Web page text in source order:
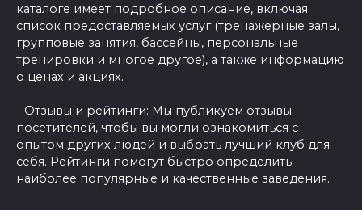
каталоге имеет подробное описание, включая
список предоставляемых услуг (тренажерные залы,
групповые занятия, бассейны, персональные
тренировки и многое другое), а также информацию
о ценах и акциях.
- Отзывы и рейтинги: Мы публикуем отзывы
посетителей, чтобы вы могли ознакомиться с
опытом других людей и выбрать лучший клуб для
себя. Рейтинги помогут быстро определить
наиболее популярные и качественные заведения.